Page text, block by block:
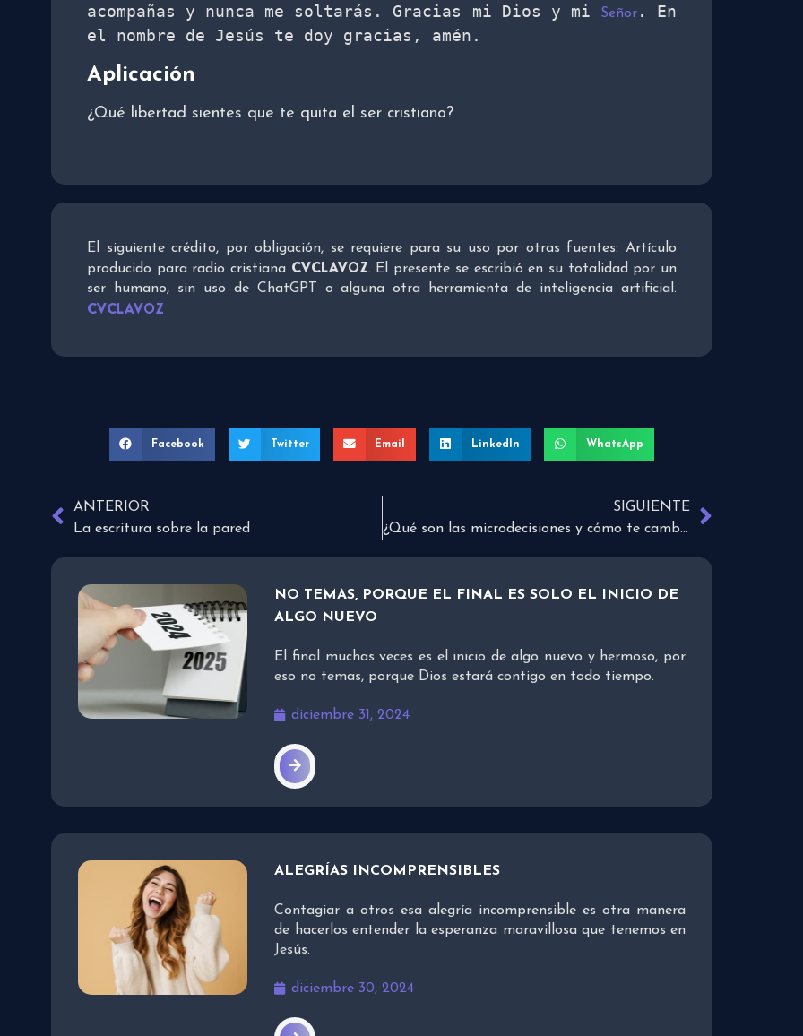
acompañas y nunca me soltarás. Gracias mi Dios y mi
Señor. En
el nombre de Jesús te doy gracias, amén.
Aplicación
¿Qué libertad sientes que te quita el ser cristiano?
El siguiente crédito, por obligación, se requiere para su uso por otras fuentes: Artículo
producido para radio cristiana CVCLAVOZ. El presente se escribió en su totalidad por un
ser humano, sin uso de ChatGPT o alguna otra herramienta de inteligencia artificial.
CVCLAVOZ
Facebook Twitter Email LinkedIn WhatsApp
ANTERIOR
La escritura sobre la pared
SIGUIENTE
¿Qué son las microdecisiones y cómo te cambian la vida?
NO TEMAS, PORQUE EL FINAL ES SOLO EL INICIO DE
ALGO NUEVO
El final muchas veces es el inicio de algo nuevo y hermoso, por
eso no temas, porque Dios estará contigo en todo tiempo.
diciembre 31, 2024
ALEGRÍAS INCOMPRENSIBLES
Contagiar a otros esa alegría incomprensible es otra manera
de hacerlos entender la esperanza maravillosa que tenemos en
Jesús.
diciembre 30, 2024